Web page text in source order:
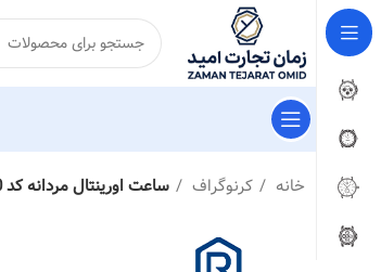
خانه کرنوگراف ساعت اورینتال مردانه کد O.SH141G-0040